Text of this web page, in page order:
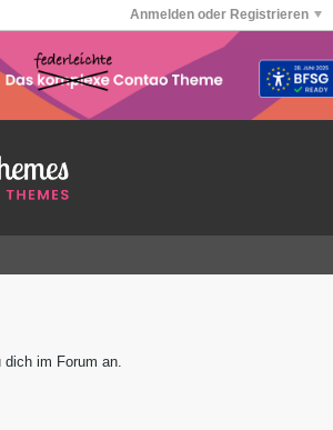
Anmelden oder Registrieren
im Forum an.